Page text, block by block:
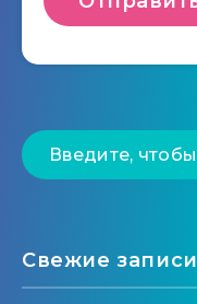
Свежие записи